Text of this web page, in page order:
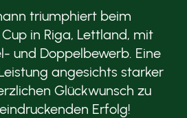
triumphiert beim
in Riga, Lettland, mit
und Doppelbewerb. Eine
angesichts starker
Glückwunsch zu
Erfolg!